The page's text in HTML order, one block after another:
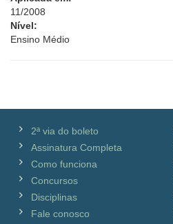
11/2008
Nível:
Ensino Médio
2ª via do boleto
Assinatura Completa
Como funciona
Concursos
Disciplinas
Fale conosco